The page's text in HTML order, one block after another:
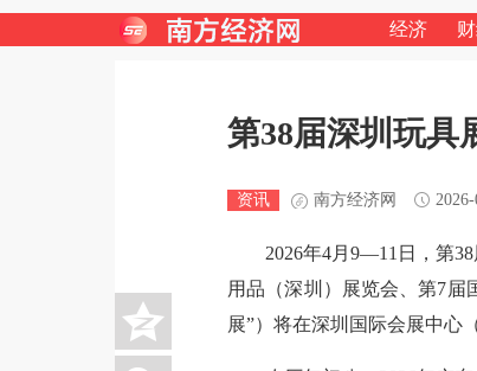
经济
第38届深圳玩具
资讯 南方经济网
2026年4月9—11日，第
用品（深圳）展览会、第7届
展”）将在深圳国际会展中心